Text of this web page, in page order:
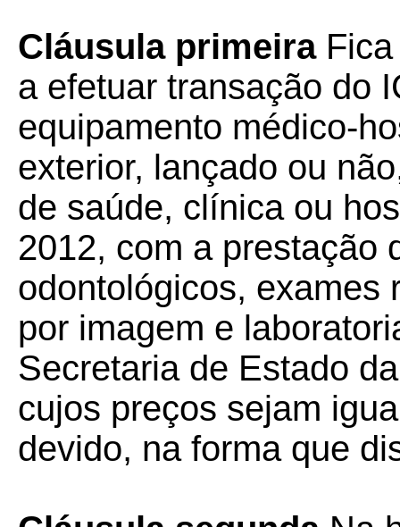
Cláusula primeiraFica
a efetuar transação do
equipamento médico-
exterior, lançado ou
de saúde, clínica ou
2012, com a prestação
odontológicos, exames
por imagem e
Secretaria de Estado
cujos preços sejam
devido, na forma que